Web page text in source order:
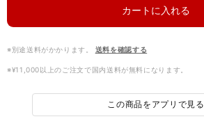
カートに入れる
※別途送料がかかります。 送料を確認する
※¥11,000以上のご注文で国内送料が無料になります。
この商品をアプリで見る